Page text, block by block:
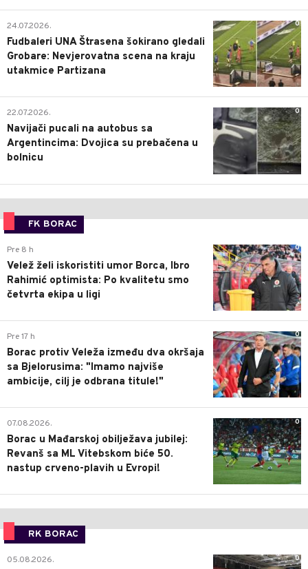
0
24.07.2026.
Fudbaleri UNA Štrasena šokirano gledali
Grobare: Nevjerovatna scena na kraju
utakmice Partizana
0
22.07.2026.
Navijači pucali na autobus sa
Argentincima: Dvojica su prebačena u
bolnicu
FK BORAC
0
Pre 8 h
Velež želi iskoristiti umor Borca, Ibro
Rahimić optimista: Po kvalitetu smo
četvrta ekipa u ligi
0
Pre 17 h
Borac protiv Veleža između dva okršaja
sa Bjelorusima: "Imamo najviše
ambicije, cilj je odbrana titule!"
0
07.08.2026.
Borac u Mađarskoj obilježava jubilej:
Revanš sa ML Vitebskom biće 50.
nastup crveno-plavih u Evropi!
RK BORAC
0
05.08.2026.